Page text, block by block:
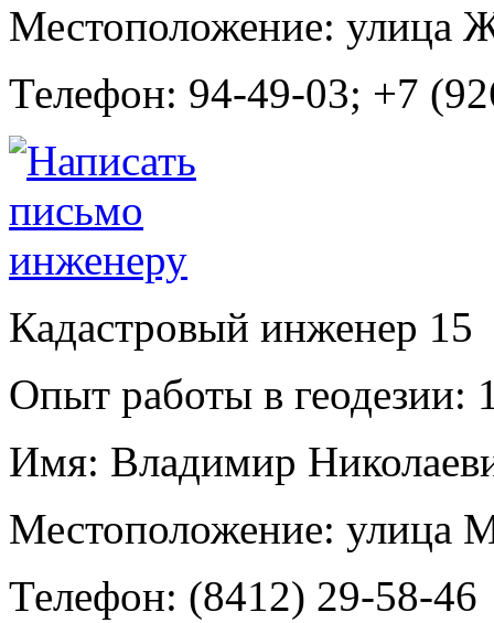
Местоположение: улица
Телефон: 94-49-03; +7
Кадастровый инженер 15
Опыт работы в геодезии:
Имя: Владимир
Местоположение: улица
Телефон: (8412) 29-58-46